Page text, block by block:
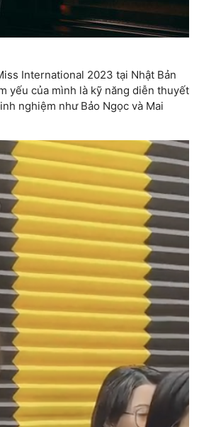
International 2023 tại Nhật Bản
yếu của mình là kỹ năng diễn thuyết
nghiệm như Bảo Ngọc và Mai